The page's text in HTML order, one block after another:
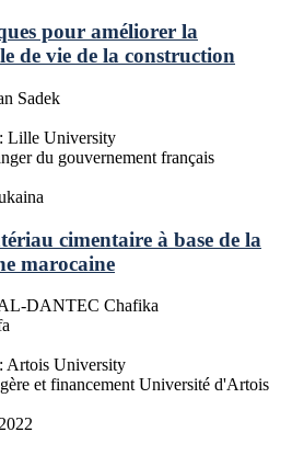
pour améliorer la
de vie de la construction
Sadek
Lille University
du gouvernement français
cimentaire à base de la
marocaine
DANTEC Chafika
Artois University
et financement Université d'Artois